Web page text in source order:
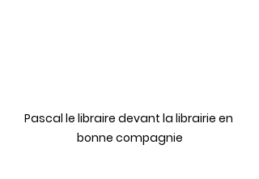
Pascal le libraire devant la librairie en
bonne compagnie